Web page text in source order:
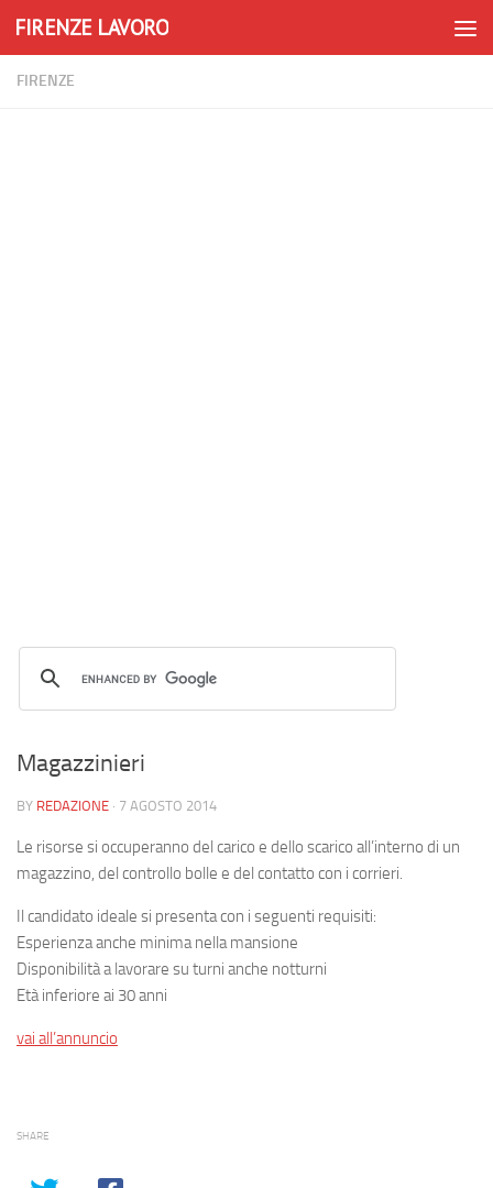
Skip to content
FIRENZE LAVORO
FIRENZE
Magazzinieri
BY REDAZIONE · 7 AGOSTO 2014
Le risorse si occuperanno del carico e dello scarico all’interno di un
magazzino, del controllo bolle e del contatto con i corrieri.
Il candidato ideale si presenta con i seguenti requisiti:
Esperienza anche minima nella mansione
Disponibilità a lavorare su turni anche notturni
Età inferiore ai 30 anni
vai all’annuncio
SHARE